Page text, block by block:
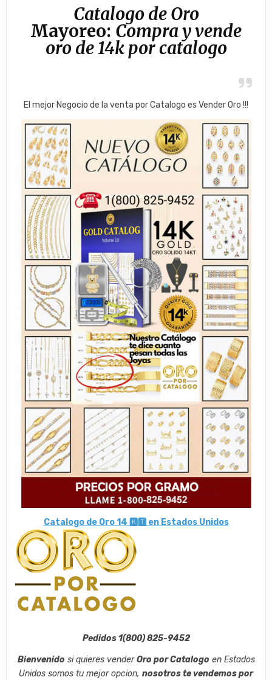
​Catalogo de Oro
Mayoreo: Compra y vende
oro de 14k por catalogo
El mejor Negocio de la venta por Catalogo es Vender Oro !!!
Catalogo de Oro 14 🅺🆃 en Estados Unidos
Pedidos 1(800) 825-9452
Bienvenido si quieres venderOro por Catalogo en Estados
Unidos somos tu mejor opcion, nosotros te vendemos por